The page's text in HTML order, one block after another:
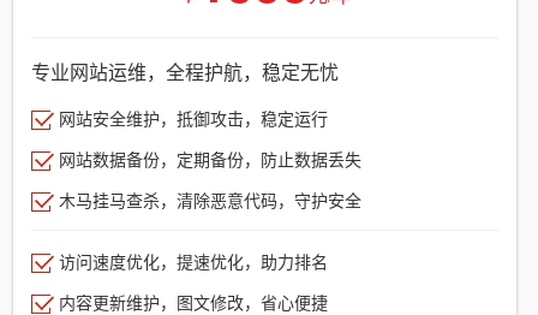
专业网站运维，全程护航，稳定无忧
网站安全维护，抵御攻击，稳定运行
网站数据备份，定期备份，防止数据丢失
木马挂马查杀，清除恶意代码，守护安全
访问速度优化，提速优化，助力排名
内容更新维护，图文修改，省心便捷